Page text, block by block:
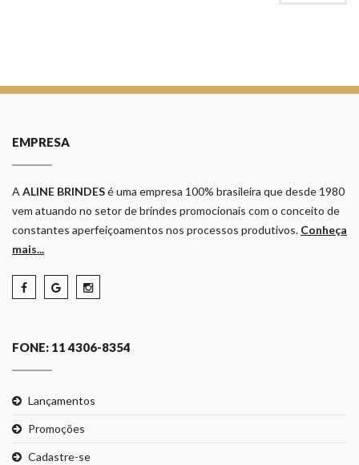
EMPRESA
A ALINE BRINDESé uma empresa 100% brasileira que desde 1980
vem atuando no setor de brindes promocionais com o conceito de
constantes aperfeiçoamentos nos processos produtivos. Conheça
mais...
FONE: 11 4306-8354
Lançamentos
Promoções
Cadastre-se